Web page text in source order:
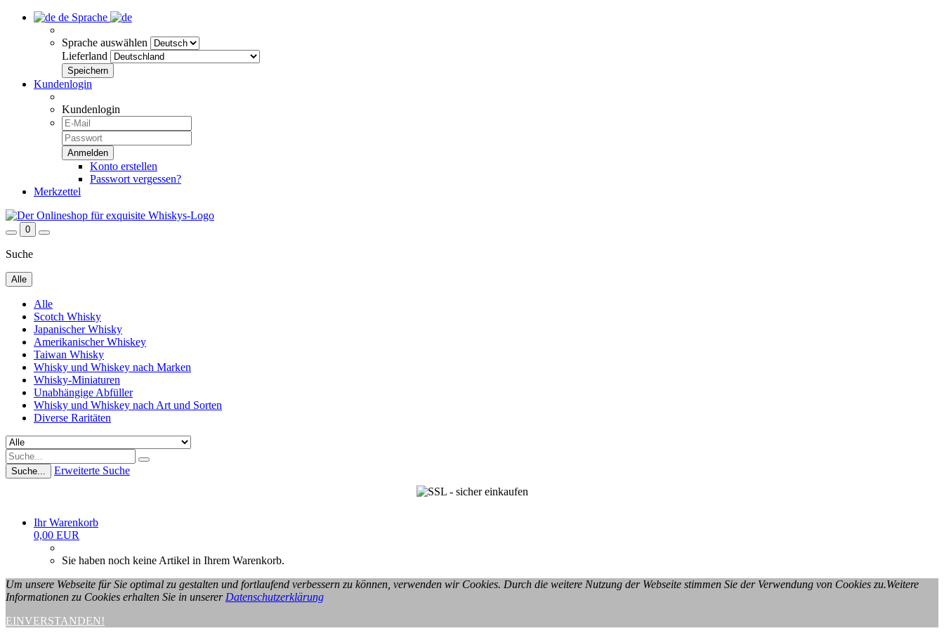
de Sprache
Sprache auswählen
Lieferland
Kundenlogin
Kundenlogin
Konto erstellen
Passwort vergessen?
Merkzettel
0
Suche
Alle
Alle
Scotch Whisky
Japanischer Whisky
Amerikanischer Whiskey
Taiwan Whisky
Whisky und Whiskey nach Marken
Whisky-Miniaturen
Unabhängige Abfüller
Whisky und Whiskey nach Art und Sorten
Diverse Raritäten
Suche... Erweiterte Suche
Ihr Warenkorb
0,00 EUR
Sie haben noch keine Artikel in Ihrem Warenkorb.
Um unsere Webseite für Sie optimal zu gestalten und fortlaufend verbessern zu können, verwenden wir Cookies. Durch die weitere Nutzung der Webseite stimmen Sie der Verwendung von Cookies zu.Weitere
Informationen zu Cookies erhalten Sie in unserer Datenschutzerklärung
EINVERSTANDEN!